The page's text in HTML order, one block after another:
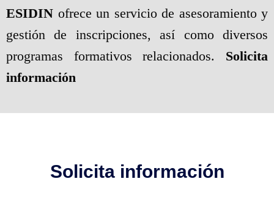
ESIDIN ofrece un servicio de asesoramiento y
gestión de inscripciones, así como diversos
programas formativos relacionados. Solicita
información
Solicita información